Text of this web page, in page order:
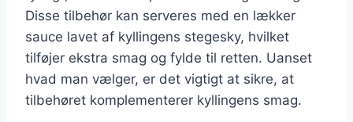
Disse tilbehør kan serveres med en lækker
sauce lavet af kyllingens stegesky, hvilket
tilføjer ekstra smag og fylde til retten. Uanset
hvad man vælger, er det vigtigt at sikre, at
tilbehøret komplementerer kyllingens smag.